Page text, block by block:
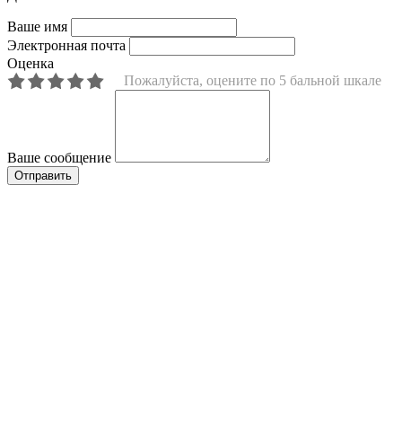
Ваше имя
Электронная почта
Оценка
Пожалуйста, оцените по 5 бальной шкале
Ваше сообщение